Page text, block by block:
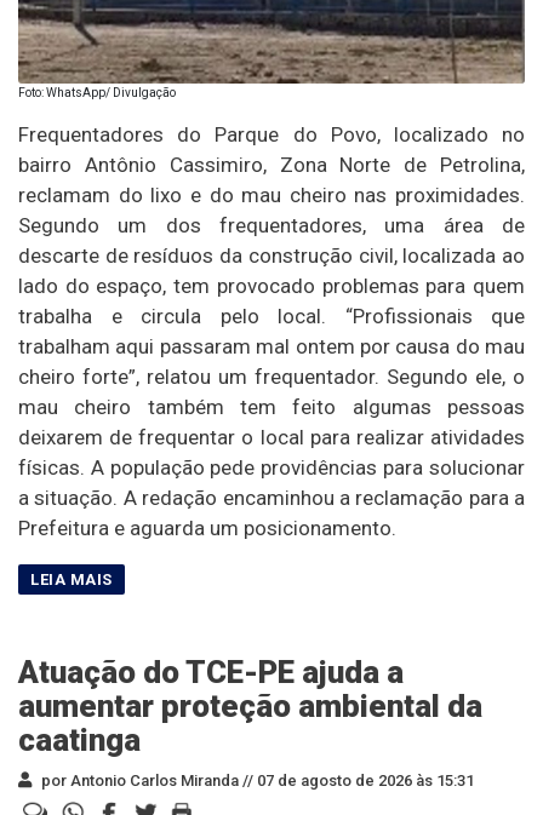
Foto: WhatsApp/ Divulgação
Frequentadores do Parque do Povo, localizado no
bairro Antônio Cassimiro, Zona Norte de Petrolina,
reclamam do lixo e do mau cheiro nas proximidades.
Segundo um dos frequentadores, uma área de
descarte de resíduos da construção civil, localizada ao
lado do espaço, tem provocado problemas para quem
trabalha e circula pelo local. “Profissionais que
trabalham aqui passaram mal ontem por causa do mau
cheiro forte”, relatou um frequentador. Segundo ele, o
mau cheiro também tem feito algumas pessoas
deixarem de frequentar o local para realizar atividades
físicas. A população pede providências para solucionar
a situação. A redação encaminhou a reclamação para a
Prefeitura e aguarda um posicionamento.
Atuação do TCE-PE ajuda a
aumentar proteção ambiental da
caatinga
por Antonio Carlos Miranda // 07 de agosto de 2026 às 15:31